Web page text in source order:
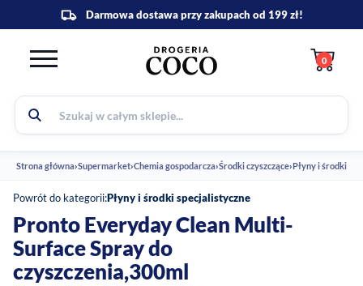
0
Strona główna›Supermarket›Chemia gospodarcza›Środki czyszczące›
Powrót do kategorii:Płyny i środki specjalistyczne
Pronto Everyday Clean Multi-
Surface Spray do
czyszczenia,300ml